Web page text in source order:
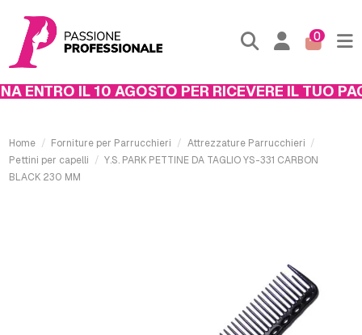
0
ENTRO IL 10 AGOSTO PER RICEVERE IL TUO
Home Forniture per Parrucchieri
Attrezzature Parrucchieri
Pettini per capelli
Y.S. PARK PETTINE DA TAGLIO YS-331 CARBON
BLACK 230 MM